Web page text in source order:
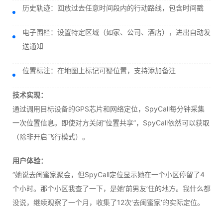
历史轨迹：回放过去任意时间段内的行动路线，包含时间戳
电子围栏：设置特定区域（如家、公司、酒店），进出自动发
送通知
位置标注：在地图上标记可疑位置，支持添加备注
技术实现：
通过调用目标设备的GPS芯片和网络定位，SpyCall每分钟采集
一次位置信息。即使对方关闭“位置共享”，SpyCall依然可以获取
（除非开启飞行模式）。
用户体验：
“她说去闺蜜家聚会，但SpyCall定位显示她在一个小区停留了4
个小时。那个小区我查了一下，是她‘前男友’住的地方。我什么都
没说，继续观察了一个月，收集了12次‘去闺蜜家’的实际定位。